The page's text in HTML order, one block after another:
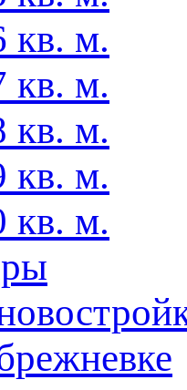
кв. м.
кв. м.
кв. м.
кв. м.
кв. м.